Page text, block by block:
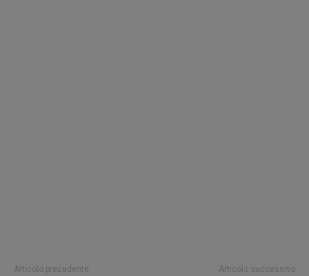
Articolo precedente Articolo successivo